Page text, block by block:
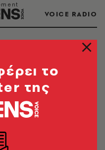
VOICE RADIO
TAG
το
της